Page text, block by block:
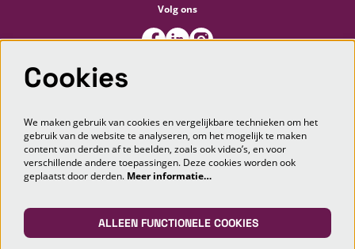
Volg ons
Meld je aan voor de nieuwsbrief
AANMELDEN
Deze site wordt beschermd door reCAPTCHA, dataverwerking gebeurt in overeenstemming met deCloud Data Processing
Cookies
We maken gebruik van cookies en vergelijkbare technieken om het
gebruik van de website te analyseren, om het mogelijk te maken
content van derden af te beelden, zoals ook video’s, en voor
verschillende andere toepassingen. Deze cookies worden ook
geplaatst door derden. Meer informatie…
ALLEEN FUNCTIONELE COOKIES